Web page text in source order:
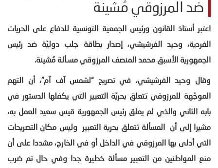
ضد المرزوقي مُشينة
اعتبر أستاذ القانون ورئيس الجمعية التونسية للدفاع على الحريات
الفردية، وحيد الفرشيشي، إصدار بطاقة جلب دوليّة ضد رئيس
الجمهورية الأسبق محمد المنصف المرزوقي مسـألة مُشينة.
وقال وحيد الفرشيشي، في تصريح “لشمس آف آم”، أن التهم
الموجّهة للمرزوقي تتعلق بحريّة التعبير التي يكفلها الدستور في
بابه الثاني والذي لم يعلق رئيس الجمهورية قيس سعيد العمل به،
مشيرا إلى أن المسألة تتعلق بحرية التعبير وليس مكان التصريحات
التي أدلى بها المرزوقي في الداخل أو في الخارج، مشددا على أن
منع المواطنين من التعبير مسألة خطيرة جدا وفي حال تم ضرب